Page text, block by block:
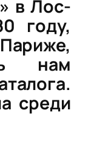
вЛос-
году,
нам
среди